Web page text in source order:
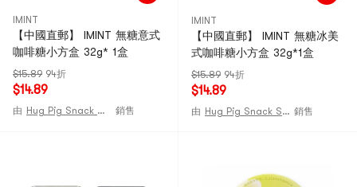
IMINT
【中國直郵】 IMINT 無糖意式
咖啡糖小方盒 32g* 1盒
$15.89 94折
$14.89
由 Hug Pig Snack Shop 銷售
IMINT
【中國直郵】 IMINT 無糖冰美
式咖啡糖小方盒 32g*1盒
$15.89 94折
$14.89
由 Hug Pig Snack Shop 銷售